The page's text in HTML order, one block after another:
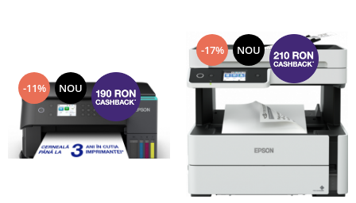
-11% NOU
-17% NOU